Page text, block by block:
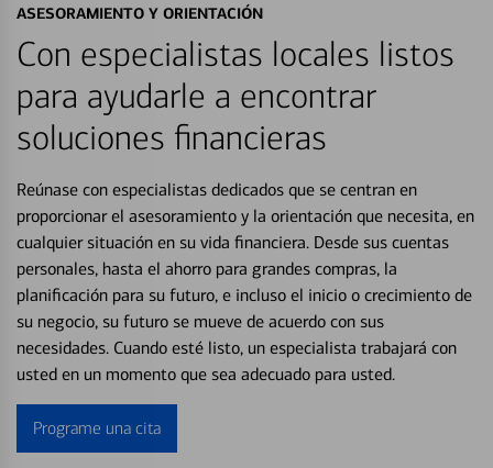
ASESORAMIENTO Y ORIENTACIÓN
Con especialistas locales listos
para ayudarle a encontrar
soluciones financieras
Reúnase con especialistas dedicados que se centran en
proporcionar el asesoramiento y la orientación que necesita, en
cualquier situación en su vida financiera. Desde sus cuentas
personales, hasta el ahorro para grandes compras, la
planificación para su futuro, e incluso el inicio o crecimiento de
su negocio, su futuro se mueve de acuerdo con sus
necesidades. Cuando esté listo, un especialista trabajará con
usted en un momento que sea adecuado para usted.
Programe una cita